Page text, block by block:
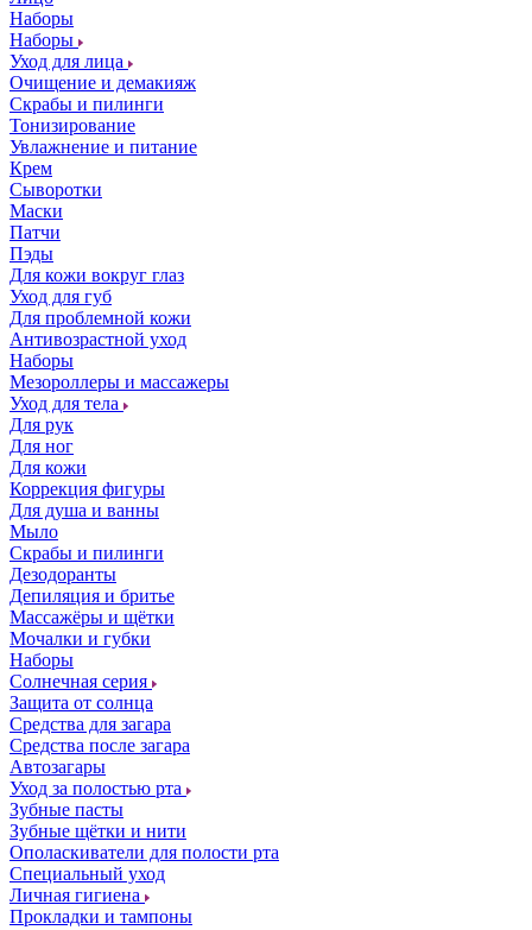
Наборы
Наборы
Уход для лица
Очищение и демакияж
Скрабы и пилинги
Тонизирование
Увлажнение и питание
Крем
Сыворотки
Маски
Патчи
Пэды
Для кожи вокруг глаз
Уход для губ
Для проблемной кожи
Антивозрастной уход
Наборы
Мезороллеры и массажеры
Уход для тела
Для рук
Для ног
Для кожи
Коррекция фигуры
Для душа и ванны
Мыло
Скрабы и пилинги
Дезодоранты
Депиляция и бритье
Массажёры и щётки
Мочалки и губки
Наборы
Солнечная серия
Защита от солнца
Средства для загара
Средства после загара
Автозагары
Уход за полостью рта
Зубные пасты
Зубные щётки и нити
Ополаскиватели для полости рта
Специальный уход
Личная гигиена
Прокладки и тампоны